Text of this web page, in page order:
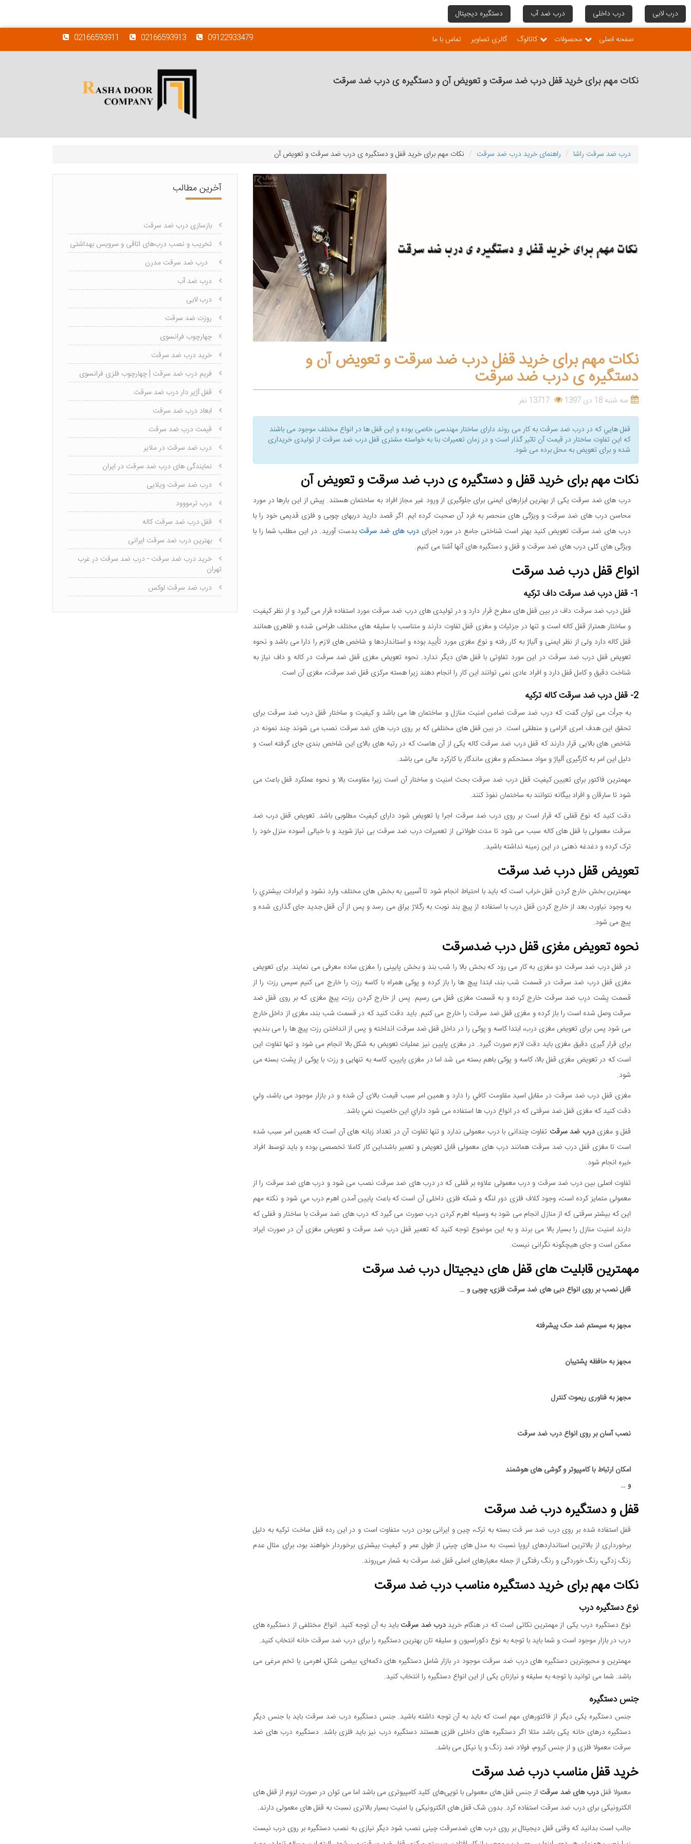
درب لابی درب داخلی درب ضد آب دستگیره دیجیتال
صفحه اصلی محصولات کاتالوگ گالری تصاویر تماس با ما 02166593911 02166593913 09122933479
نکات مهم برای خرید قفل درب ضد سرقت و تعویض آن و دستگیره ی درب ضد سرقت
درب ضد سرقت راشا راهنمای خرید درب ضد سرقت نکات مهم برای خرید قفل و دستگیره ی درب ضد سرقت و تعویض آن
نکات مهم برای خرید قفل درب ضد سرقت و تعویض آن و
دستگیره ی درب ضد سرقت
سه شنبه 18 دی 1397
قفل هایي که در درب ضد سرقت به کار می روند دارای ساختار مهندسی خاصی بوده و این قفل ها در انواع مختلف موجود می باشند
که این تفاوت ساختار در قیمت آن تاثیر گذار است و در زمان تعمیرات بنا به خواسته مشتری قفل درب ضد سرقت از تولیدی خریداری
شده و برای تعویض به محل برده می شود.
نکات مهم برای خرید قفل و دستگیره ی درب ضد سرقت و تعویض آن
درب های ضد سرقت یکی از بهترین ابزارهای ایمنی برای جلوگیری از ورود غیر مجاز افراد به ساختمان هستند. پیش از این بارها در مورد
محاسن درب های ضد سرقت و ویژگی های منحصر به فرد آن صحبت کرده ایم. اگر قصد دارید دربهای چوبی و فلزی قدیمی خود را با
درب های ضد سرقت تعویض کنید بهتر است شناختی جامع در مورد اجزایدرب های ضد سرقت بدست آورید. در این مطلب شما را با
ویژگی های کلی درب های ضد سرقت و قفل و دستگیره های آنها آشنا می کنیم.
انواع قفل درب ضد سرقت
1- قفل درب ضد سرقت داف ترکیه
قفل درب ضد سرقت داف در بین قفل های مطرح قرار دارد و در تولیدی های درب ضد سرقت مورد استفاده قرار می گیرد و از نظر کیفیت
و ساختار همتراز قفل کاله است و تنها در جزئیات و مغزی قفل تفاوت دارند و متناسب با سلیقه های مختلف طراحی شده و ظاهری همانند
قفل کاله دارد ولی از نظر ایمنی و آلیاژ به کار رفته و نوع مغزی مورد تأیید بوده و استانداردها و شاخص های لازم را دارا می باشد و نحوه
تعویض قفل درب ضد سرقت در این مورد تفاوتی با قفل های دیگر ندارد. نحوه تعویض مغزی قفل ضد سرقت در کاله و داف نیاز به
شناخت دقیق و کامل قفل دارد و افراد عادی نمی توانند این کار را انجام دهند زیرا هسته مرکزی قفل ضد سرقت، مغزی آن است.
2- قفل درب ضد سرقت کاله ترکیه
به جرأت می توان گفت که درب ضد سرقت ضامن امنیت منازل و ساختمان ها می باشد و کیفیت و ساختار قفل درب ضد سرقت برای
تحقق این هدف امری الزامی و منطقی است. در بین قفل های مختلفی که بر روی درب های ضد سرقت نصب می شوند چند نمونه در
شاخص های بالایی قرار دارند که قفل درب ضد سرقت کاله یکی از آن هاست که در رتبه های بالای این شاخص بندی جای گرفته است و
دلیل این امر به کارگیری آلیاژ و مواد مستحکم و مغزی ماندگار با کارکرد عالی می باشد.
مهمترین فاکتور برای تعیین کیفیت قفل درب ضد سرقت بحث امنیت و ساختار آن است زیرا مقاومت بالا و نحوه عملکرد قفل باعث می
شود تا سارقان و افراد بیگانه نتوانند به ساختمان نفوذ کنند.
دقت کنید که نوع قفلی که قرار است بر روی درب ضد سرقت اجرا یا تعویض شود دارای کیفیت مطلوبی باشد. تعویض قفل درب ضد
سرقت معمولی با قفل های کاله سبب می شود تا مدت طولانی از تعمیرات درب ضد سرقت بی نیاز شوید و با خیالی آسوده منزل خود را
ترک کرده و دغدغه ذهنی در این زمینه نداشته باشید.
تعويض قفل درب ضد سرقت
مهمترین بخش خارج کردن قفل خراب است که باید با احتیاط انجام شود تا آسیبی به بخش های مختلف وارد نشود و ایرادات بیشتري را
به وجود نیاورد، بعد از خارج کردن قفل درب با استفاده از پیچ بند نوبت به رگلاژ یراق می رسد و پس از آن قفل جدید جای گذاری شده و
پیچ می شود.
نحوه تعویض مغزی قفل درب ضدسرقت
در قفل درب ضد سرقت دو مغزی به کار می رود که بخش بالا را شب بند و بخش پایینی را مغزی ساده معرفی می نمايند. برای تعویض
مغزی قفل درب ضد سرقت در قسمت شب بند، ابتدا پیچ ها را باز کرده و پوکی همراه با کاسه رزت را خارج می کنیم سپس رزت را از
قسمت پشت درب ضد سرقت خارج کرده و به قسمت مغزی قفل می رسیم. پس از خارج کردن رزت، پیچ مغزی که بر روی قفل ضد
سرقت وصل شده است را باز کرده و مغزی قفل ضد سرقت را خارج می کنیم. باید دقت کنید که در قسمت شب بند، مغزی از داخل خارج
می شود پس برای تعویض مغزی درب، ابتدا کاسه و پوکی را در داخل قفل ضد سرقت انداخته و پس از انداختن رزت پیچ ها را می بندیم،
برای قرار گیری دقیق مغزی باید دقت لازم صورت گیرد. در مغزی پایین نیز عملیات تعویض به شکل بالا انجام می شود و تنها تفاوت این
است که در تعویض مغزی قفل بالا، کاسه و پوکی باهم بسته می شد اما در مغزی پایین، کاسه به تنهایی و رزت با پوکی از پشت بسته می
شود.
مغزی قفل درب ضد سرقت در مقابل اسيد مقاومت كافي را دارد و همين امر سبب قیمت بالای آن شده و در بازار موجود می باشد، ولي
دقت کنید که مغزی قفل ضد سرقتی که در انواع درب ها استفاده می شود داراي اين خاصیت نمي باشد.
قفل و مغزیدرب ضد سرقت تفاوت چندانی با درب معمولی ندارد و تنها تفاوت آن در تعداد زبانه های آن است که همین امر سبب شده
است تا مغزی قفل درب ضد سرقت همانند درب های معمولی قابل تعویض و تعمیر باشد،این کار کاملا تخصصی بوده و باید توسط افراد
خبره انجام شود.
تفاوت اصلی بین درب ضد سرقت و درب معمولی علاوه بر قفلی که در درب های ضد سرقت نصب می شود و درب های ضد سرقت را از
معمولی متمایز کرده است، وجود کلاف فلزی دور لنگه و شبکه فلزی داخلی آن است كه باعث پايين آمدن اهرم درب مي شود و نکته مهم
این که بیشتر سرقتی که از منازل انجام می شود به وسیله اهرم کردن درب صورت می گیرد که درب های ضد سرقت با ساختار و قفلی که
دارند امنیت منازل را بسیار بالا می برند و به این موضوع توجه کنید که تعمیر قفل درب ضد سرقت و تعویض مغزی آن در صورت ایراد
ممکن است و جای هیچگونه نگرانی نيست.
مهمترین قابلیت های قفل های دیجیتال درب ضد سرقت
قابل نصب بر روی انواع دبی های ضد سرقت فلزی، چوبی و …
مجهز به سیستم ضد حک پیشرفته
مجهز به حافظه پشتیبان
مجهز به فناوری ریموت کنترل
نصب آسان بر روی انواع درب ضد سرقت
امکان ارتباط با کامپیوتر و گوشی های هوشمند
و …
قفل و دستگیره درب ضد سرقت
قفل‌ استفاده شده بر روی درب ضد سر قت بسته به ترک، چین و ایرانی بودن درب متفاوت است و در این رده قفل‌ ساخت ترکیه به دلیل
برخورداری از بالاترین استانداردهای اروپا نسبت به مدل های چینی از طول عمر و کیفیت بیشتری برخوردار خواهند بود، برای مثال عدم
زنگ زدگی، رنگ خوردگی و رنگ رفتگی از جمله معیارهای اصلی قفل ضد سرقت به شمار می‌روند.
نکات مهم برای خرید دستگیره مناسب درب ضد سرقت
نوع دستگیره درب
نوع دستگیره درب یکی از مهمترین نکاتی است که در هنگام خرید درب ضد سرقت باید به آن توجه کنید. انواع مختلفی از دستگیره های
درب در بازار موجود است و شما باید با توجه به نوع دکوراسیون و سلیقه تان بهترین دستگیره را برای درب ضد سرقت خانه انتخاب کنید.
مهمترین و محبوبترین دستگیره های درب ضد سرقت موجود در بازار شامل دستگیره های دکمه‌ای، بیضی شکل، اهرمی یا تخم مرغی می
باشد. شما می توانید با توجه به سلیقه و نیازتان یکی از این انواع دستگیره را انتخاب کنید.
جنس دستگیره
جنس دستگیره یکی دیگر از فاکتورهای مهم است که باید به آن توجه داشته باشید. جنس دستگیره درب ضد سرقت باید با جنس دیگر
دستگیره درهای خانه یکی باشد مثلا اگر دستگیره های داخلی فلزی هستند دستگیره درب نیز باید فلزی باشد. دستگیره درب های ضد
سرقت معمولا فلزی و از جنس کروم، فولاد ضد زنگ و یا نیکل می باشد.
خرید قفل مناسب درب ضد سرقت
معمولا قفلدرب های ضد سرقت از جنس قفل های معمولی با توپی‌های کلید کامپیوتری می باشد اما می توان در صورت لزوم از قفل های
الکترونیکی برای درب ضد سرقت استفاده کرد. بدون شک قفل های الکترونیکی یا امنیت بسیار بالاتری نسبت به قفل های معمولی دارند.
جالب است بدانید که وقتی قفل دیجیتال بر روی درب های ضدسرقت چینی نصب شود دیگر نیازی به نصب دستگیره بر روی درب نیست
آخرین مطالب
بازسازی درب ضد سرقت
تخریب و نصب درب‌های اتاقی و سرویس بهداشتی
درب ضد سرقت مدرن
درب ضد آب
درب لابی
روزت ضد سرقت
چهارچوب فرانسوی
خرید درب ضد سرقت
فریم درب ضد سرقت | چهارچوب فلزی فرانسوی
قفل آژیر دار درب ضد سرقت
ابعاد درب ضد سرقت
قیمت درب ضد سرقت
درب ضد سرقت در ملایر
نمایندگی های درب ضد سرقت در ایران
درب ضد سرقت ویلایی
درب ترمووود
قفل درب ضد سرقت کاله
بهترین درب ضد سرقت ایرانی
خرید درب ضد سرقت - درب ضد سرقت در غرب
تهران
درب ضد سرقت لوکس